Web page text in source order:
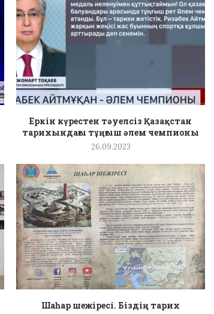
Еркін күрестен тәуелсіз Қазақстан
тарихындағы тұңғыш әлем чемпионы
26.09.2023
Шаһар шежіресі. Біздің тарих